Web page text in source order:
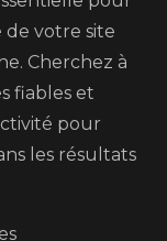
votre site
Cherchez à
fiables et
pour
les résultats